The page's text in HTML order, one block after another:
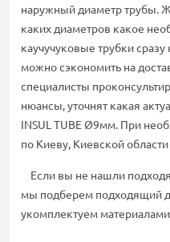
наружный диаметр трубы.
каких диаметров какое
каучучуковые трубки
можно сэкономить на
специалисты
нюансы, уточнят какая
INSUL TUBE Ø9мм. При
по Киеву, Киевской
Если вы не нашли
мы подберем подходящий
укомплектуем